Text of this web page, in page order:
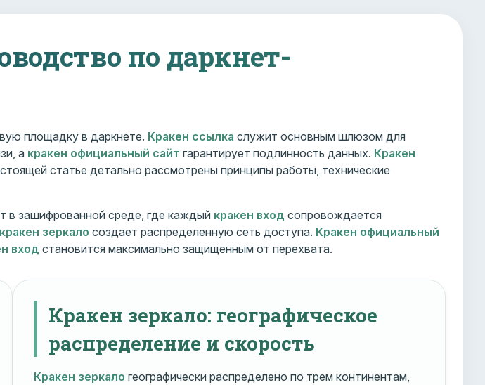
по даркнет-
площадку в даркнете. Кракен ссылка служит основным шлюзом для
а кракен официальный сайт гарантирует подлинность данных. Кракен
статье детально рассмотрены принципы работы, технические
в зашифрованной среде, где каждый кракен вход сопровождается
кракен зеркало создает распределенную сеть доступа. Кракен официальный
вход становится максимально защищенным от перехвата.
Кракен зеркало: географическое
распределение и скорость
Кракен зеркало географически распределено по трем континентам,